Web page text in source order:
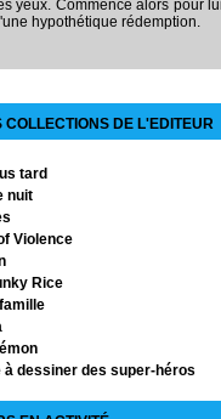
yeux. Commence alors pour
hypothétique rédemption.
COLLECTIONS DE L'EDITEUR
tard
nuit
Violence
Rice
à dessiner des super-héros
& Exécutrice